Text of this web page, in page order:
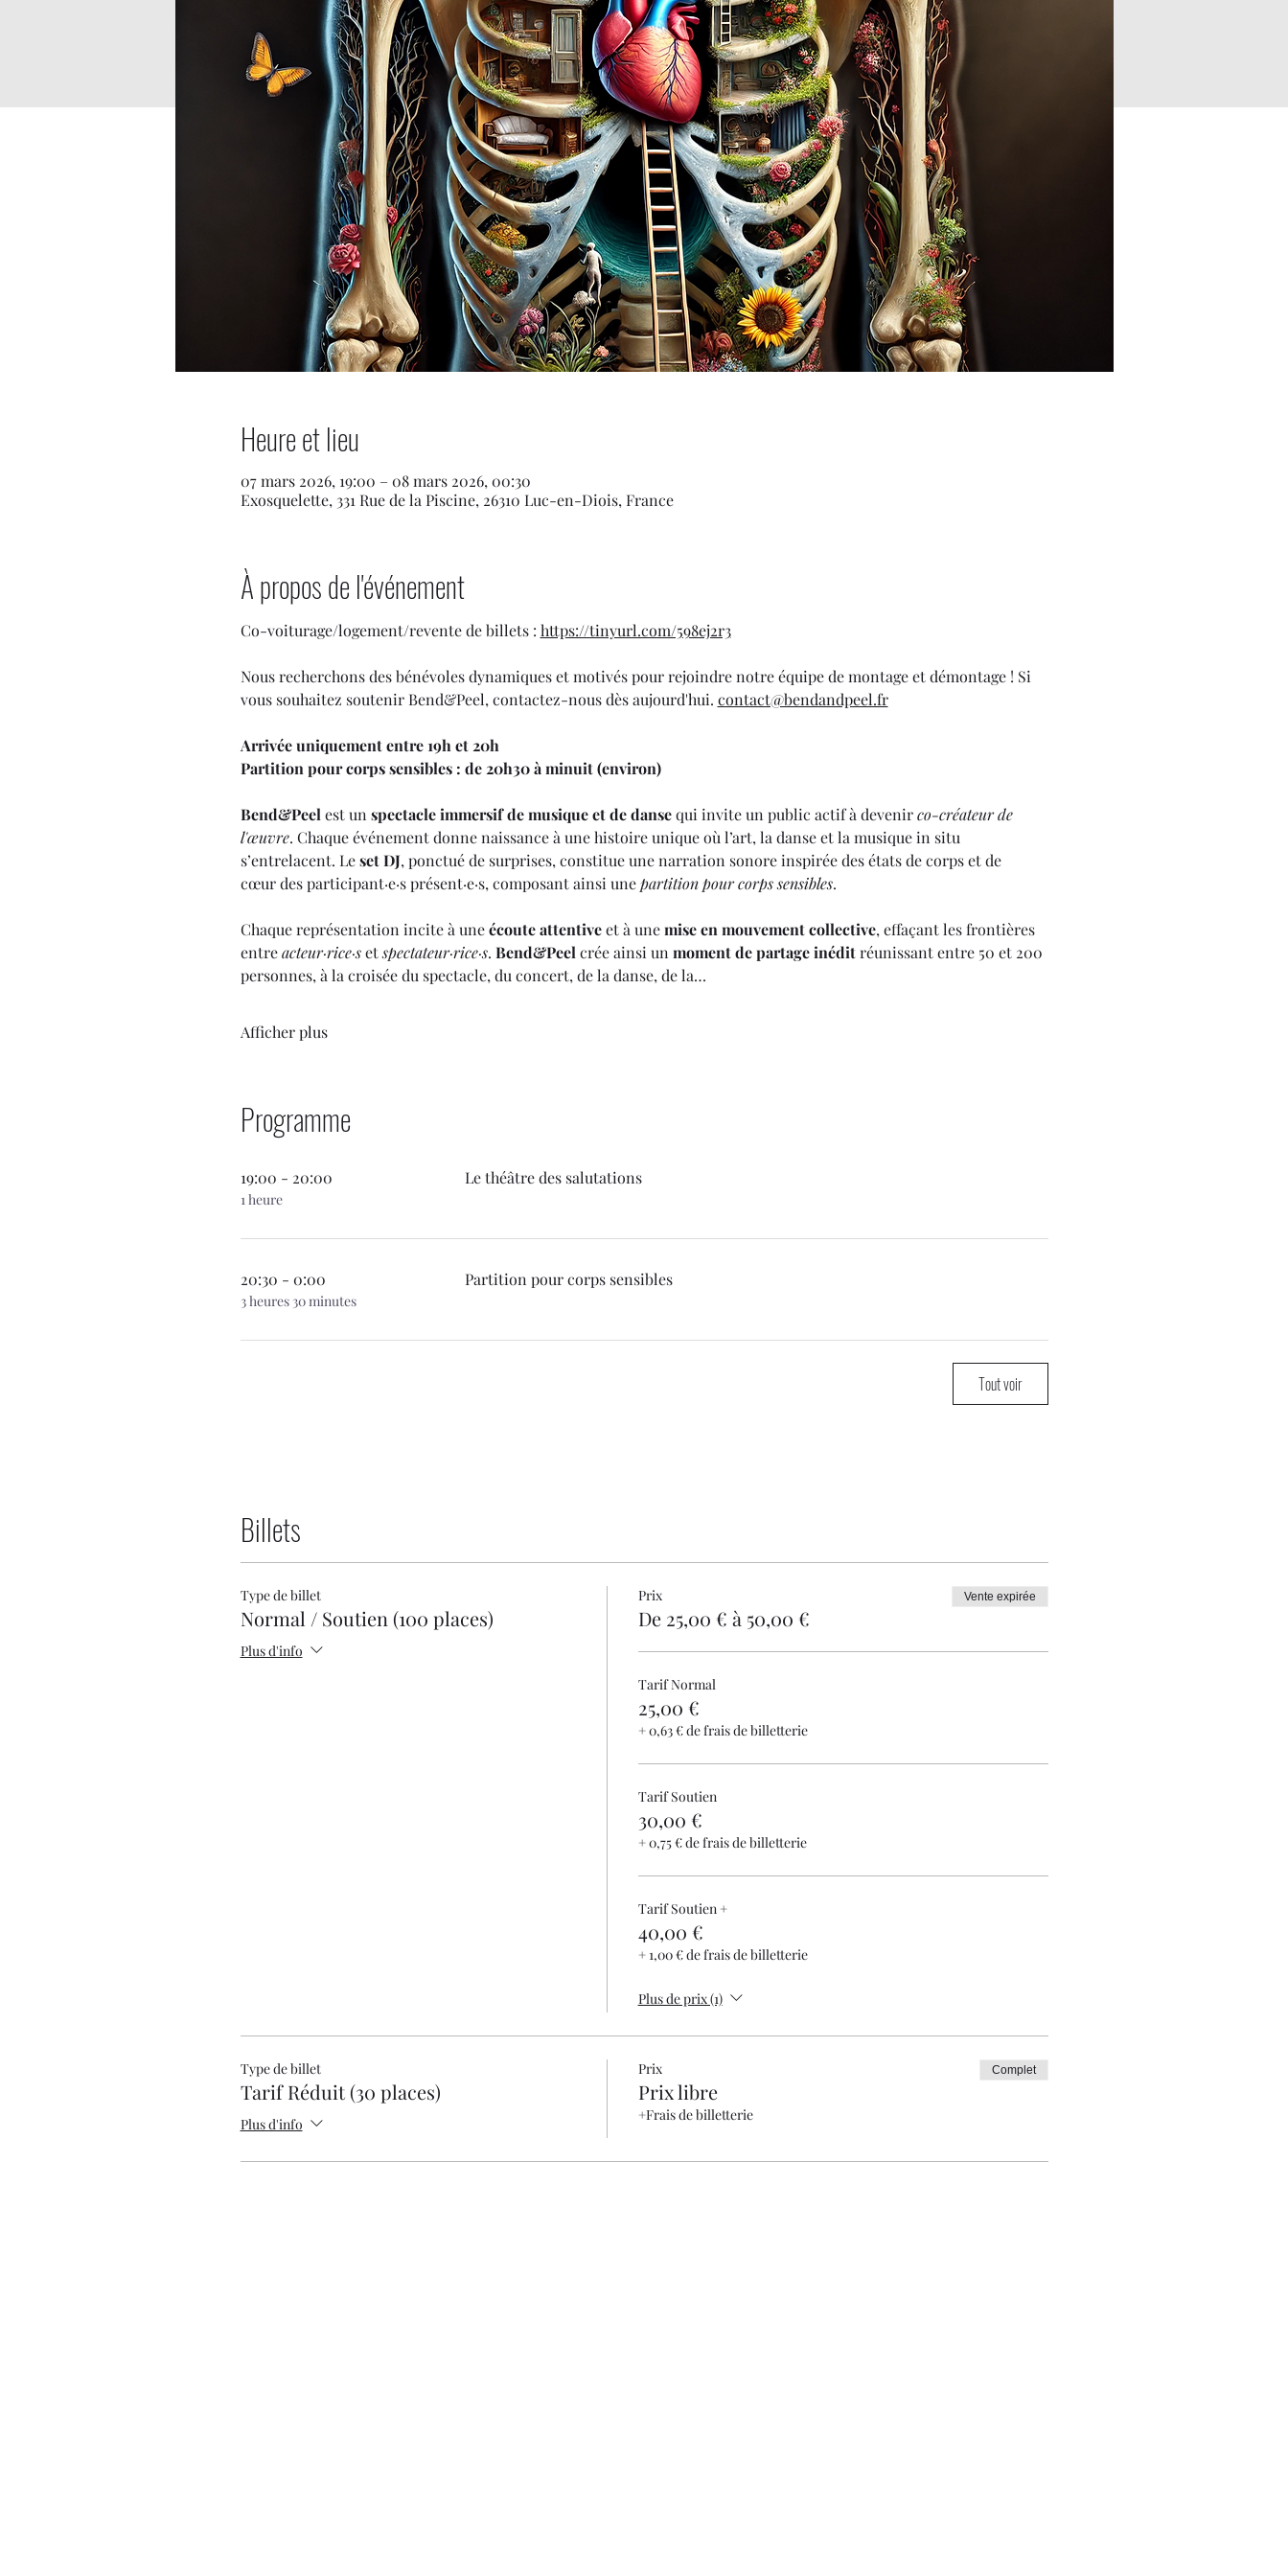
Heure et lieu
07 mars 2026, 19:00 – 08 mars 2026, 00:30
Exosquelette, 331 Rue de la Piscine, 26310 Luc-en-Diois, France
À propos de l'événement
Co-voiturage/logement/revente de billets : https://tinyurl.com/598ej2r3
Nous recherchons des bénévoles dynamiques et motivés pour rejoindre notre équipe de montage et démontage ! Si
vous souhaitez soutenir Bend&Peel, contactez-nous dès aujourd'hui. contact@bendandpeel.fr
Arrivée uniquement entre 19h et 20h
Partition pour corps sensibles : de 20h30 à minuit (environ)
Bend&Peel est un spectacle immersif de musique et de danse qui invite un public actif à devenir co-créateur de
l'œuvre. Chaque événement donne naissance à une histoire unique où l’art, la danse et la musique in situ
s’entrelacent. Le set DJ, ponctué de surprises, constitue une narration sonore inspirée des états de corps et de
cœur des participant·e·s présent·e·s, composant ainsi une partition pour corps sensibles.
Chaque représentation incite à une écoute attentive et à une mise en mouvement collective, effaçant les frontières
entre acteur·rice·s et spectateur·rice·s. Bend&Peel crée ainsi un moment de partage inédit réunissant entre 50 et 200
personnes, à la croisée du spectacle, du concert, de la danse, de la…
Afficher plus
Programme
19:00 - 20:00
1 heure
Le théâtre des salutations
20:30 - 0:00
3 heures 30 minutes
Partition pour corps sensibles
Tout voir
Billets
Type de billet
Normal / Soutien (100 places)
Plus d'info
Prix
De 25,00 € à 50,00 €
Vente expirée
Tarif Normal
25,00 €
+ 0,63 € de frais de billetterie
Tarif Soutien
30,00 €
+ 0,75 € de frais de billetterie
Tarif Soutien +
40,00 €
+ 1,00 € de frais de billetterie
Plus de prix (1)
Type de billet
Tarif Réduit (30 places)
Plus d'info
Prix
Prix libre
+Frais de billetterie
Complet